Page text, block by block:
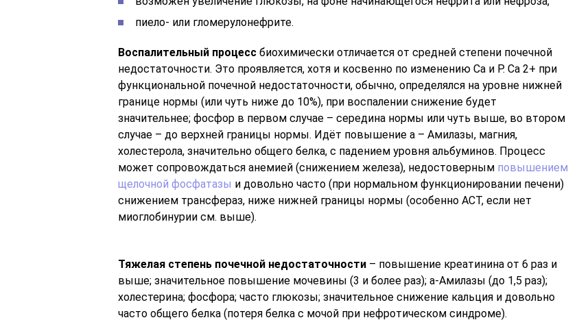
пиело- или гломерулонефрите.
Воспалительный процесс биохимически отличается от средней степени почечной
недостаточности. Это проявляется, хотя и косвенно по изменению Са и Р. Са 2+ при
функциональной почечной недостаточности, обычно, определялся на уровне нижней
границе нормы (или чуть ниже до 10%), при воспалении снижение будет
значительнее; фосфор в первом случае – середина нормы или чуть выше, во втором
случае – до верхней границы нормы. Идёт повышение a – Амилазы, магния,
холестерола, значительно общего белка, с падением уровня альбуминов. Процесс
может сопровождаться анемией (снижением железа), недостоверным повышением
щелочной фосфатазы и довольно часто (при нормальном функционировании печени)
снижением трансфераз, ниже нижней границы нормы (особенно АСТ, если нет
миоглобинурии см. выше).
Тяжелая степень почечной недостаточности – повышение креатинина от 6 раз и
выше; значительное повышение мочевины (3 и более раз); a-Амилазы (до 1,5 раз);
холестерина; фосфора; часто глюкозы; значительное снижение кальция и довольно
часто общего белка (потеря белка с мочой при нефротическом синдроме).